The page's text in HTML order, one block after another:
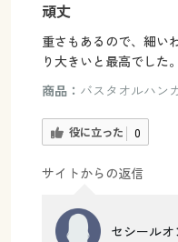
頑丈
重さもあるので、細い
り大きいと最高でした。
商品： バスタオルハン
役に立った 0
サイトからの返信
セシール